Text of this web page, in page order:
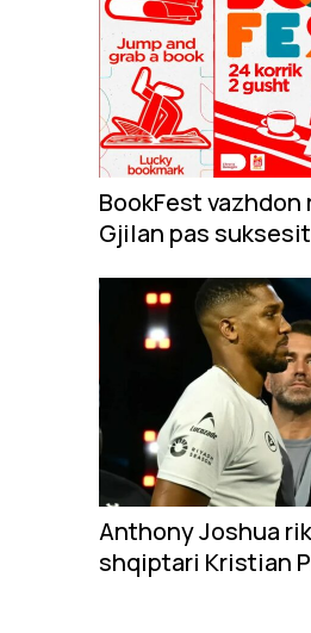
BookFest
Gjilan pas
Anthony Joshua
shqiptari Kristian